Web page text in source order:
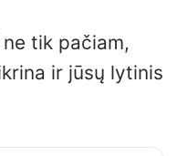
tik pačiam,
ir jūsų lytinis